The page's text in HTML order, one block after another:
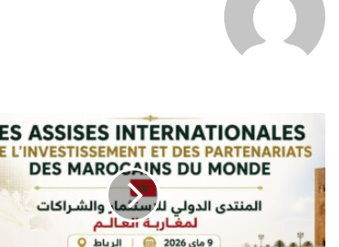
فعاليات
المنتدى
الدولي
للاستثمار
والشراكات
لمغاربة
العالم